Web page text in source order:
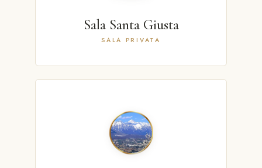
Sala Santa Giusta
SALA PRIVATA